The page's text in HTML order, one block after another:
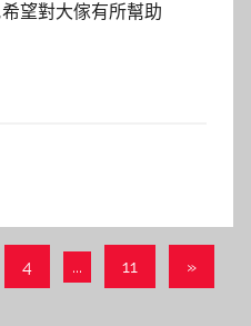
望對大傢有所幫助
4 ... 11
Next
»